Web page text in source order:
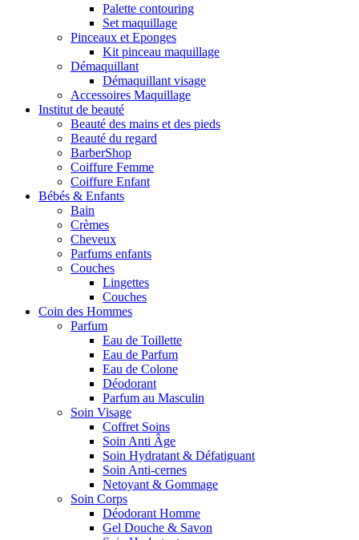
Palette contouring
Set maquillage
Pinceaux et Eponges
Kit pinceau maquillage
Démaquillant
Démaquillant visage
Accessoires Maquillage
Institut de beauté
Beauté des mains et des pieds
Beauté du regard
BarberShop
Coiffure Femme
Coiffure Enfant
Bébés & Enfants
Bain
Crèmes
Cheveux
Parfums enfants
Couches
Lingettes
Couches
Coin des Hommes
Parfum
Eau de Toillette
Eau de Parfum
Eau de Colone
Déodorant
Parfum au Masculin
Soin Visage
Coffret Soins
Soin Anti Âge
Soin Hydratant & Défatiguant
Soin Anti-cernes
Netoyant & Gommage
Soin Corps
Déodorant Homme
Gel Douche & Savon